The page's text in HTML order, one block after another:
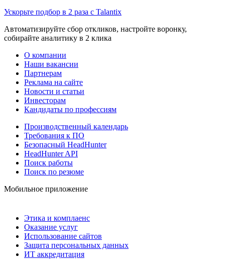
Ускорьте подбор в 2 раза с Talantix
Автоматизируйте сбор откликов, настройте воронку,
собирайте аналитику в 2 клика
О компании
Наши вакансии
Партнерам
Реклама на сайте
Новости и статьи
Инвесторам
Кандидаты по профессиям
Производственный календарь
Требования к ПО
Безопасный HeadHunter
HeadHunter API
Поиск работы
Поиск по резюме
Мобильное приложение
Этика и комплаенс
Оказание услуг
Использование сайтов
Защита персональных данных
ИТ аккредитация